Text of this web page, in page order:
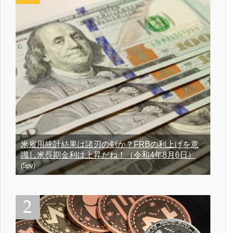
米雇用統計結果は諸刃の剣か？FRBの利上げを意
識し米長期金利は上昇だね！（令和4年8月6日）
(5pv)